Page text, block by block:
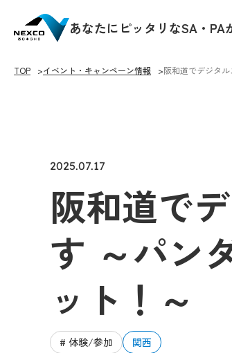
あなたにピッタリなSA・PA
TOP イベント・キャンペーン情報 阪和道でデジタ
2025.07.17
阪和道で
す ～パン
ット！～
# 体験/参加 関西